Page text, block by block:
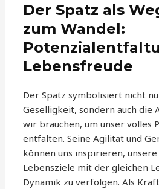
Der Spatz als
zum Wandel:
Lebensfreude
Der Spatz symbolisiert nicht
Geselligkeit, sondern auch die
wir brauchen, um unser volles
entfalten. Seine Agilität und
können uns inspirieren,
Lebensziele mit der gleichen
Dynamik zu verfolgen. Als